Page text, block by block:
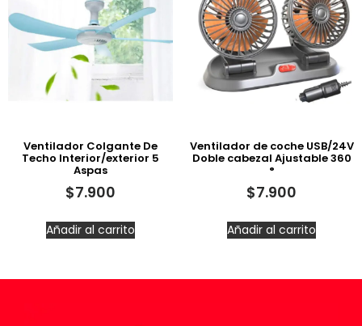
Ventilador Colgante De
Techo Interior/exterior 5
Aspas
$7.900
Añadir al carrito
Ventilador de coche USB/24V
Doble cabezal Ajustable 360
°
$7.900
Añadir al carrito